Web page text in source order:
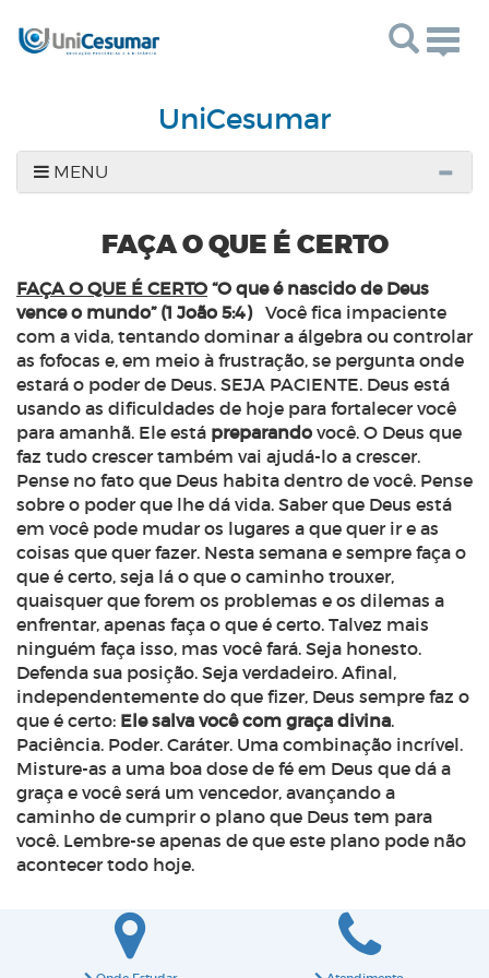
UniCesumar
MENU
FAÇA O QUE É CERTO
FAÇA O QUE É CERTO “O que é nascido de Deus
vence o mundo” (1 João 5:4)Você fica impaciente
com a vida, tentando dominar a álgebra ou controlar
as fofocas e, em meio à frustração, se pergunta onde
estará o poder de Deus. SEJA PACIENTE. Deus está
usando as dificuldades de hoje para fortalecer você
para amanhã. Ele está preparando você. O Deus que
faz tudo crescer também vai ajudá-lo a crescer.
Pense no fato que Deus habita dentro de você. Pense
sobre o poder que lhe dá vida. Saber que Deus está
em você pode mudar os lugares a que quer ir e as
coisas que quer fazer. Nesta semana e sempre faça o
que é certo, seja lá o que o caminho trouxer,
quaisquer que forem os problemas e os dilemas a
enfrentar, apenas faça o que é certo. Talvez mais
ninguém faça isso, mas você fará. Seja honesto.
Defenda sua posição. Seja verdadeiro. Afinal,
independentemente do que fizer, Deus sempre faz o
que é certo: Ele salva você com graça divina.
Paciência. Poder. Caráter. Uma combinação incrível.
Misture-as a uma boa dose de fé em Deus que dá a
graça e você será um vencedor, avançando a
caminho de cumprir o plano que Deus tem para
você. Lembre-se apenas de que este plano pode não
acontecer todo hoje.